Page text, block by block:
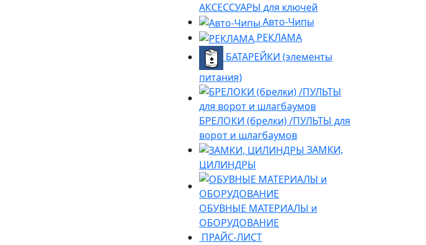
АКСЕССУАРЫ для ключей
Авто-Чипы
РЕКЛАМА
БАТАРЕЙКИ (элементы
питания)
БРЕЛОКИ (брелки) /ПУЛЬТЫ для
ворот и шлагбаумов
ЗАМКИ,
ЦИЛИНДРЫ
ОБУВНЫЕ МАТЕРИАЛЫ и
ОБОРУДОВАНИЕ
ПРАЙС-ЛИСТ